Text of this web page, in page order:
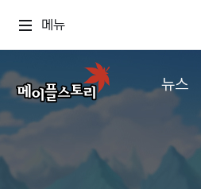
메뉴
뉴스
공지사항
업데이트